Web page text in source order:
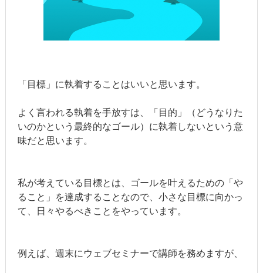
「目標」に執着することはいいと思います。
よく言われる執着を手放すは、「目的」（どうなりた
いのかという最終的なゴール）に執着しないという意
味だと思います。
私が考えている目標とは、ゴールを叶えるための「や
ること」を達成することなので、小さな目標に向かっ
て、日々やるべきことをやっています。
例えば、週末にウェブセミナーで講師を務めますが、